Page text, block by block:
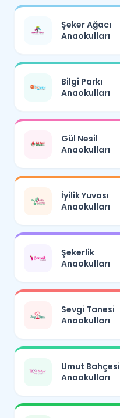
Şeker Ağacı
Anaokulları
Bilgi Parkı
Anaokulları
Gül Nesil
Anaokulları
İyilik Yuvası
Anaokulları
Şekerlik
Anaokulları
Sevgi Tanesi
Anaokulları
Umut Bahçesi
Anaokulları